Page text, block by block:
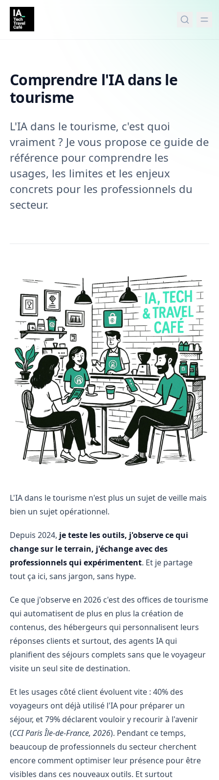
principal
Comprendre l'IA dans le
tourisme
L'IA dans le tourisme, c'est quoi
vraiment ? Je vous propose ce guide de
référence pour comprendre les
usages, les limites et les enjeux
concrets pour les professionnels du
secteur.
Comprendre l'IA dans le tourisme
L'IA dans le tourisme n'est plus un sujet de veille mais
bien un sujet opérationnel.
Depuis 2024, je teste les outils, j'observe ce qui
change sur le terrain, j'échange avec des
professionnels qui expérimentent. Et je partage
tout ça ici, sans jargon, sans hype.
Ce que j'observe en 2026 c'est des offices de tourisme
qui automatisent de plus en plus la création de
contenus, des hébergeurs qui personnalisent leurs
réponses clients et surtout, des agents IA qui
planifient des séjours complets sans que le voyageur
visite un seul site de destination.
Et les usages côté client évoluent vite : 40% des
voyageurs ont déjà utilisé l'IA pour préparer un
séjour, et 79% déclarent vouloir y recourir à l'avenir
(CCI Paris Île-de-France, 2026). Pendant ce temps,
beaucoup de professionnels du secteur cherchent
encore comment optimiser leur présence pour être
visibles dans ces nouveaux outils. Et surtout